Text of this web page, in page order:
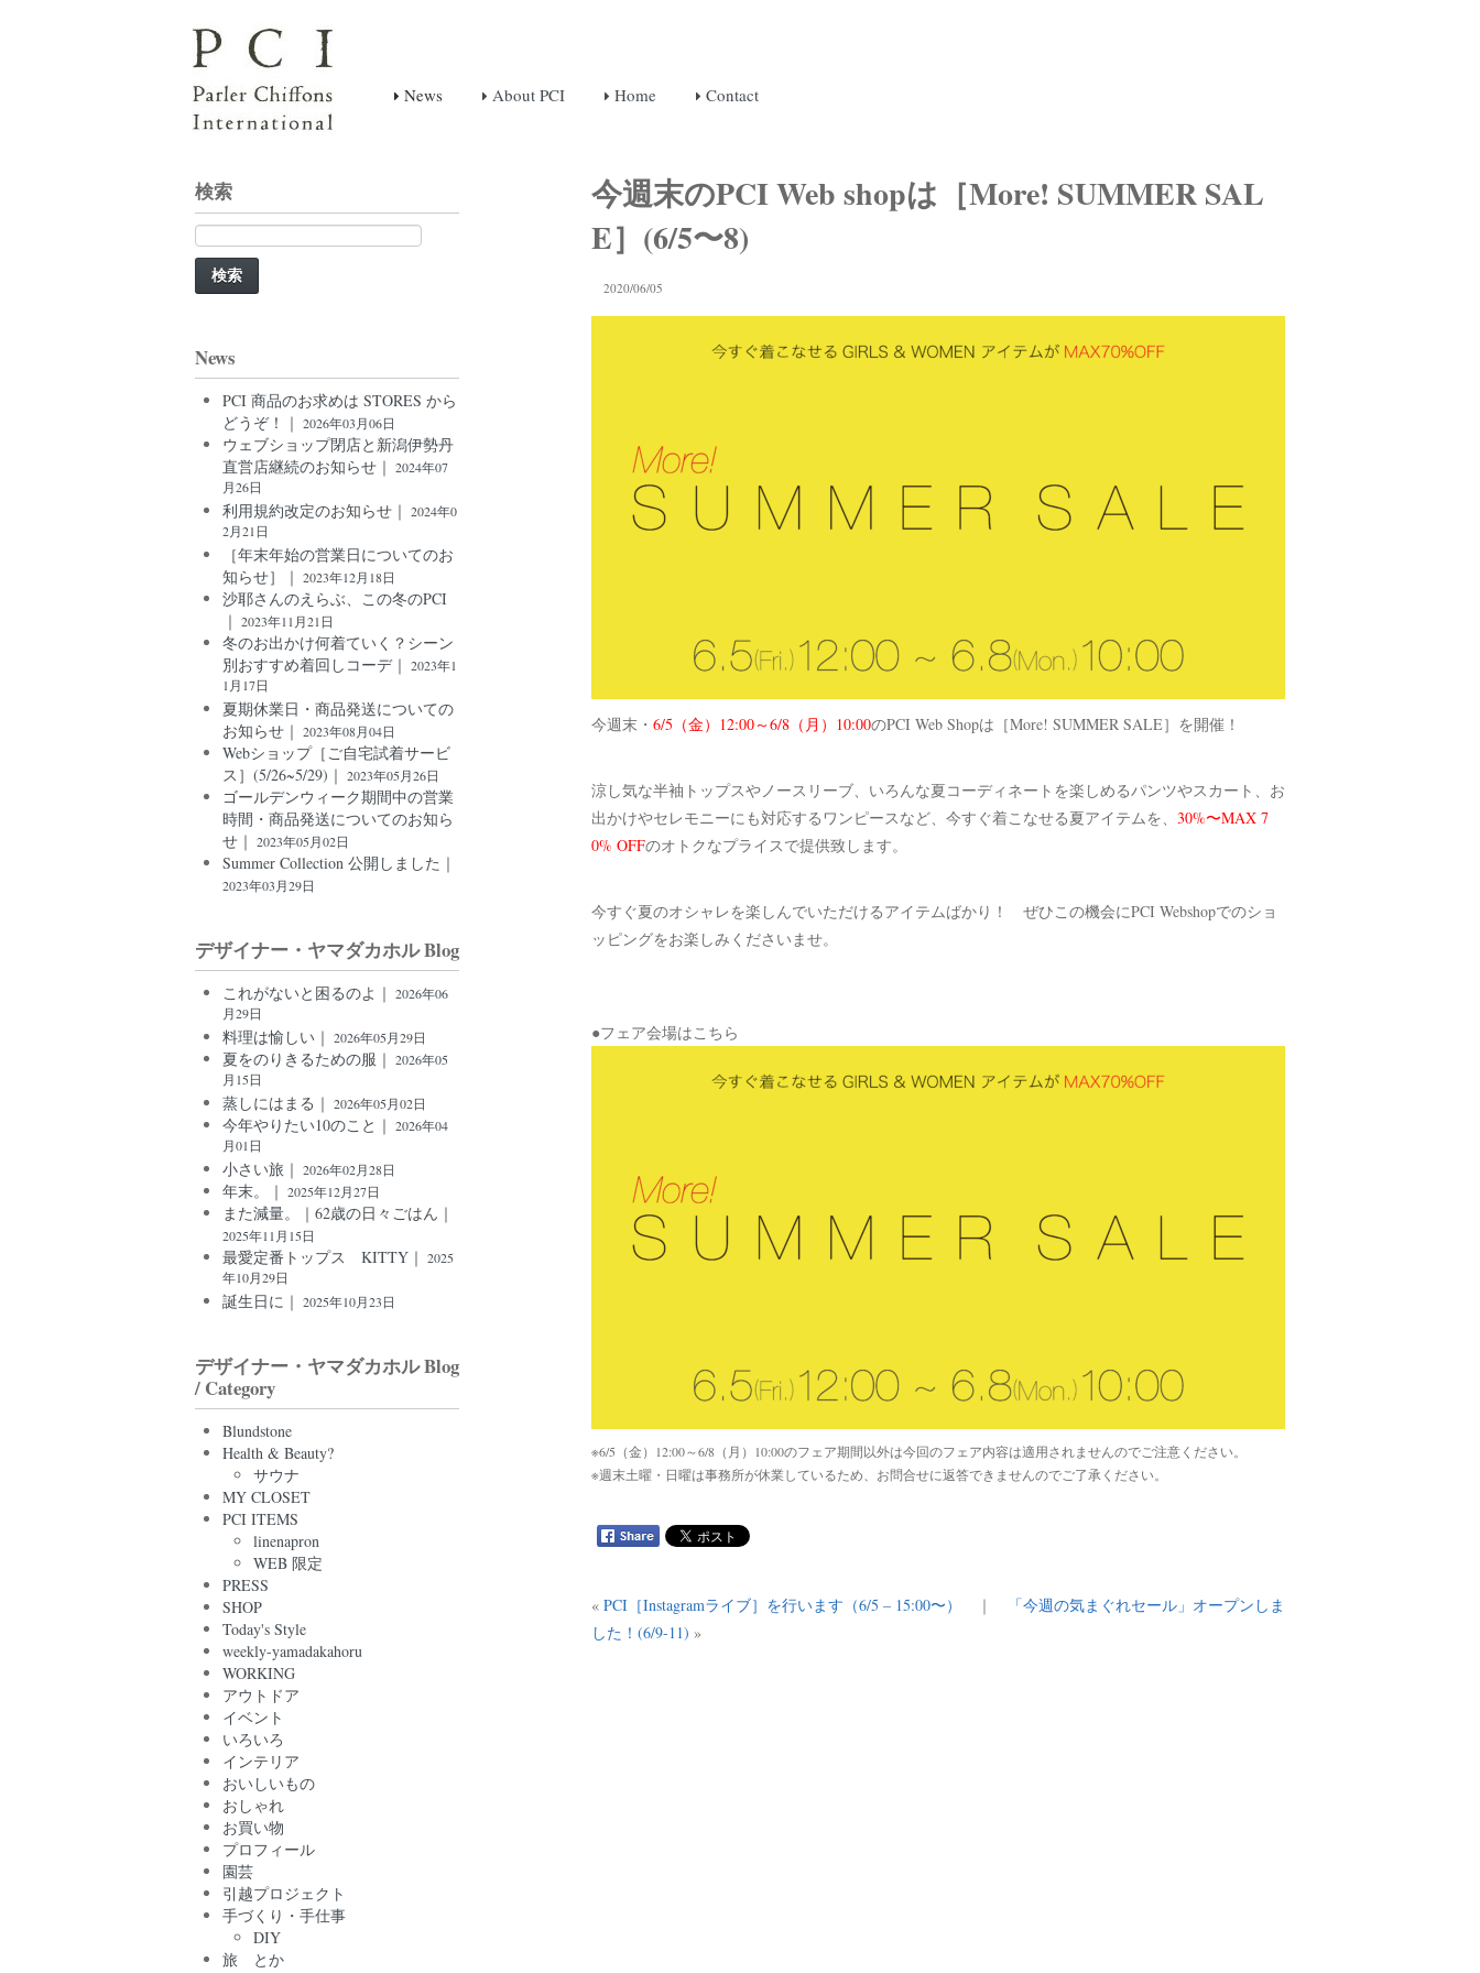
News About PCI Home Contact
今週末のPCI Web shopは［More! SUMMER SAL
E］(6/5〜8)
2020/06/05
今週末・ 6/5（金）12:00～6/8（月）10:00のPCI Web Shopは［More! SUMMER SALE］を開催！
涼し気な半袖トップスやノースリーブ、いろんな夏コーディネートを楽しめるパンツやスカート、お
出かけやセレモニーにも対応するワンピースなど、今すぐ着こなせる夏アイテムを、 30%〜MAX 7
0% OFFのオトクなプライスで提供致します。
今すぐ夏のオシャレを楽しんでいただけるアイテムばかり！ ぜひこの機会にPCI Webshopでのショ
ッピングをお楽しみくださいませ。
●フェア会場はこちら
※6/5（金）12:00～6/8（月）10:00のフェア期間以外は今回のフェア内容は適用されませんのでご注意ください。
※週末土曜・日曜は事務所が休業しているため、お問合せに返答できませんのでご了承ください。
« PCI［Instagramライブ］を行います（6/5 – 15:00〜） ｜
「今週の気まぐれセール」オープンしま
した！(6/9-11) »
検索
検
索:
News
PCI 商品のお求めは STORES から
どうぞ！｜ 2026年03月06日
ウェブショップ閉店と新潟伊勢丹
直営店継続のお知らせ｜ 2024年07
月26日
利用規約改定のお知らせ｜ 2024年0
2月21日
［年末年始の営業日についてのお
知らせ］｜ 2023年12月18日
沙耶さんのえらぶ、この冬のPCI
｜ 2023年11月21日
冬のお出かけ何着ていく？シーン
別おすすめ着回しコーデ｜ 2023年1
1月17日
夏期休業日・商品発送についての
お知らせ｜ 2023年08月04日
Webショップ［ご自宅試着サービ
ス］(5/26~5/29)｜ 2023年05月26日
ゴールデンウィーク期間中の営業
時間・商品発送についてのお知ら
せ｜ 2023年05月02日
Summer Collection 公開しました｜
2023年03月29日
デザイナー・ヤマダカホル Blog
これがないと困るのよ｜ 2026年06
月29日
料理は愉しい｜ 2026年05月29日
夏をのりきるための服｜ 2026年05
月15日
蒸しにはまる｜ 2026年05月02日
今年やりたい10のこと｜ 2026年04
月01日
小さい旅｜ 2026年02月28日
年末。｜ 2025年12月27日
また減量。｜62歳の日々ごはん｜
2025年11月15日
最愛定番トップス KITTY｜ 2025
年10月29日
誕生日に｜ 2025年10月23日
デザイナー・ヤマダカホル Blog
/ Category
Blundstone
Health & Beauty?
サウナ
MY CLOSET
PCI ITEMS
linenapron
WEB 限定
PRESS
SHOP
Today's Style
weekly-yamadakahoru
WORKING
アウトドア
イベント
いろいろ
インテリア
おいしいもの
おしゃれ
お買い物
プロフィール
園芸
引越プロジェクト
手づくり・手仕事
DIY
旅 とか